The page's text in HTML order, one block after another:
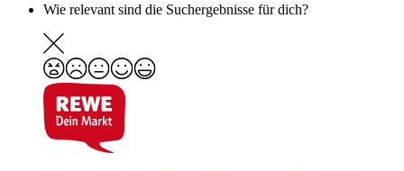
Wie relevant sind die Suchergebnisse für dich?